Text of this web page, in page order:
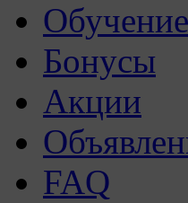
Обучение
Бонусы
Акции
FAQ